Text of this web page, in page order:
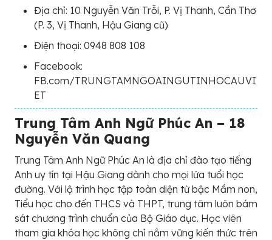
Địa chỉ: 10 Nguyễn Văn Trỗi, P. Vị Thanh, Cần Thơ
(P. 3, Vị Thanh, Hậu Giang cũ)
Điện thoại: 0948 808 108
Facebook:
FB.com/TRUNGTAMNGOAINGUTINHOCAUVI
ET
Trung Tâm Anh Ngữ Phúc An – 18
Nguyễn Văn Quang
Trung Tâm Anh Ngữ Phúc An là địa chỉ đào tạo tiếng
Anh uy tín tại Hậu Giang dành cho mọi lứa tuổi học
đường. Với lộ trình học tập toàn diện từ bậc Mầm non,
Tiểu học cho đến THCS và THPT, trung tâm luôn bám
sát chương trình chuẩn của Bộ Giáo dục. Học viên
tham gia khóa học không chỉ nắm vững kiến thức trên